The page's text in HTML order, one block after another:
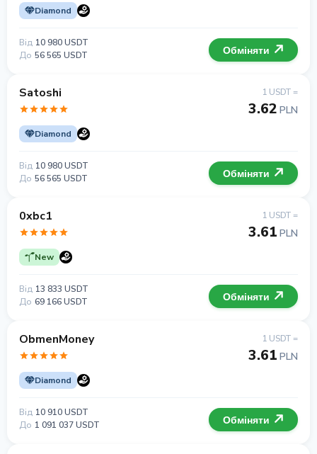
Diamond
Від 10 980 USDT
До 56 565 USDT Обміняти
Satoshi
Diamond
1 USDT =
3.62 PLN
Від 10 980 USDT
До 56 565 USDT Обміняти
0xbc1
New
1 USDT =
3.61 PLN
Від 13 833 USDT
До 69 166 USDT Обміняти
ObmenMoney
Diamond
1 USDT =
3.61 PLN
Від 10 910 USDT
До 1 091 037 USDT Обміняти